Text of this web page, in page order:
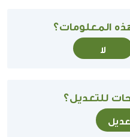
المعلومات؟
لا
للتعديل؟